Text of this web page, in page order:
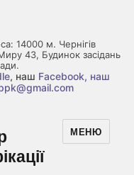
14000 м. Чернігів
43, Будинок засідань
, наш Facebook, наш
МЕНЮ